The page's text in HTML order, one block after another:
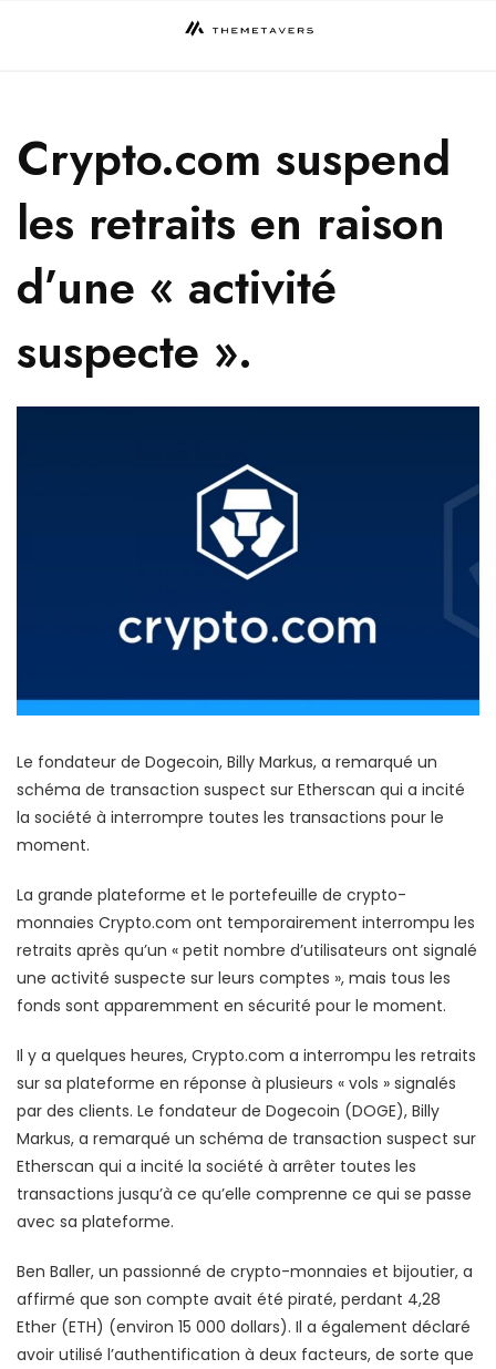
Crypto.com suspend
les retraits en raison
d’une « activité
suspecte ».
Le fondateur de Dogecoin, Billy Markus, a remarqué un
schéma de transaction suspect sur Etherscan qui a incité
la société à interrompre toutes les transactions pour le
moment.
La grande plateforme et le portefeuille de crypto-
monnaies Crypto.com ont temporairement interrompu les
retraits après qu’un « petit nombre d’utilisateurs ont signalé
une activité suspecte sur leurs comptes », mais tous les
fonds sont apparemment en sécurité pour le moment.
Il y a quelques heures, Crypto.com a interrompu les retraits
sur sa plateforme en réponse à plusieurs « vols » signalés
par des clients. Le fondateur de Dogecoin (DOGE), Billy
Markus, a remarqué un schéma de transaction suspect sur
Etherscan qui a incité la société à arrêter toutes les
transactions jusqu’à ce qu’elle comprenne ce qui se passe
avec sa plateforme.
Ben Baller, un passionné de crypto-monnaies et bijoutier, a
affirmé que son compte avait été piraté, perdant 4,28
Ether (ETH) (environ 15 000 dollars). Il a également déclaré
avoir utilisé l’authentification à deux facteurs, de sorte que